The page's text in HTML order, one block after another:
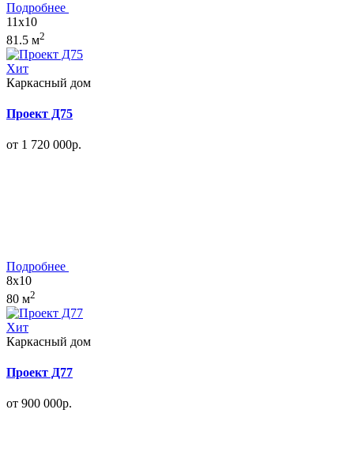
Подробнее
11x10
81.5 м2
Хит
Каркасный дом
Проект Д75
от 1 720 000р.
Подробнее
8x10
80 м2
Хит
Каркасный дом
Проект Д77
от 900 000р.